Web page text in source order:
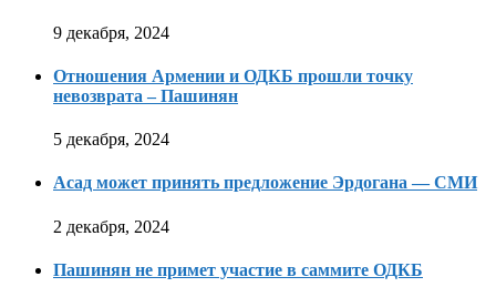
9 декабря, 2024
Отношения Армении и ОДКБ прошли точку
невозврата – Пашинян
5 декабря, 2024
Асад может принять предложение Эрдогана — СМИ
2 декабря, 2024
Пашинян не примет участие в саммите ОДКБ